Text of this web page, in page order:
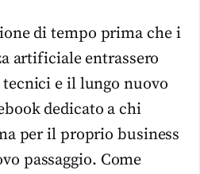
di tempo prima che i
artificiale entrassero
e il lungo nuovo
dedicato a chi
per il proprio business
passaggio. Come